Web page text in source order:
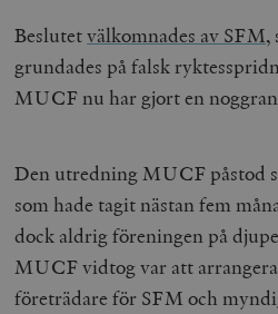
Beslutetvälkomnades av SFM,
grundades på falsk
MUCF nu har gjort en
Den utredning MUCF påstod
som hade tagit nästan fem
dock aldrig föreningen på
MUCF vidtog var att
företrädare för SFM och